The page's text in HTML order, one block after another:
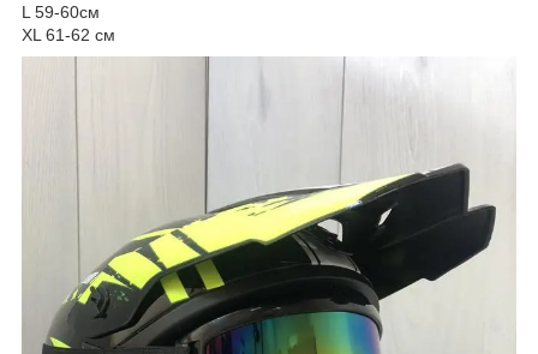
L 59-60см
XL 61-62 см